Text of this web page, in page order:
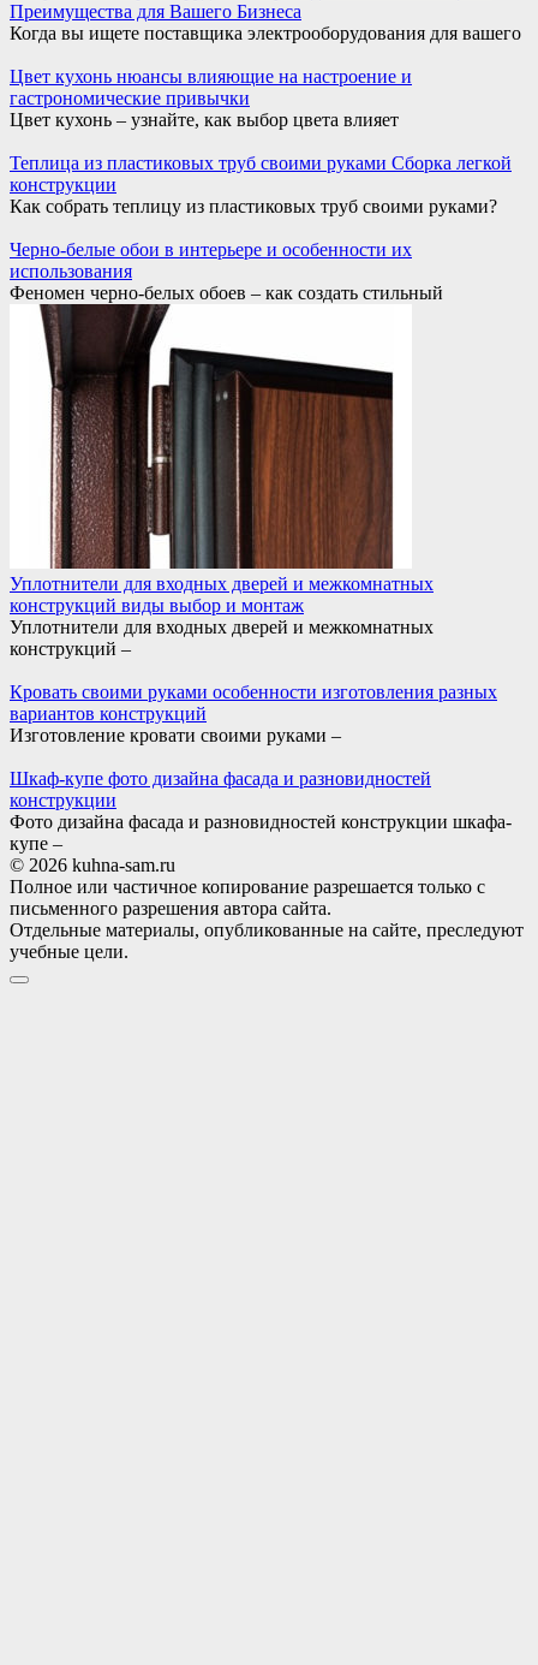
Преимущества для Вашего Бизнеса
Когда вы ищете поставщика электрооборудования для вашего
Цвет кухонь нюансы влияющие на настроение и
гастрономические привычки
Цвет кухонь – узнайте, как выбор цвета влияет
Теплица из пластиковых труб своими руками Сборка легкой
конструкции
Как собрать теплицу из пластиковых труб своими руками?
Черно-белые обои в интерьере и особенности их
использования
Феномен черно-белых обоев – как создать стильный
Уплотнители для входных дверей и межкомнатных
конструкций виды выбор и монтаж
Уплотнители для входных дверей и межкомнатных
конструкций –
Кровать своими руками особенности изготовления разных
вариантов конструкций
Изготовление кровати своими руками –
Шкаф-купе фото дизайна фасада и разновидностей
конструкции
Фото дизайна фасада и разновидностей конструкции шкафа-
купе –
© 2026 kuhna-sam.ru
Полное или частичное копирование разрешается только с
письменного разрешения автора сайта.
Отдельные материалы, опубликованные на сайте, преследуют
учебные цели.